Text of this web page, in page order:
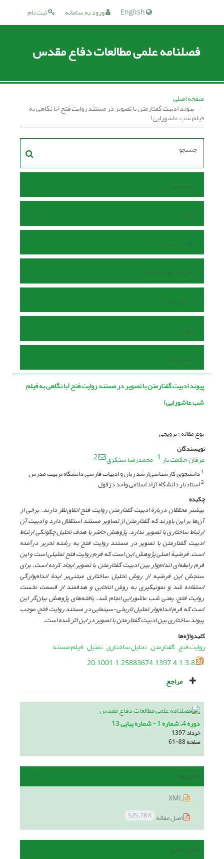
ثبت نام ورود به سامانه
فصلنامه علمی مطالعات دفاع مقدس
صفحه اصلی
پیوند ادبیت گفتارمتن با تصویر در مستند روایت فتح (با نگاهی به
فیلم شب عاشورایی)
صفحه اصلی
مرور
اطلاعات نشریه
راهنمای نویسندگان
ارسال مقاله
داوران
تماس با ما
پیوند ادبیت گفتارمتن با تصویر در مستند روایت فتح (با نگاهی به فیلم
شب عاشورایی)
نوع مقاله : ترویجی
نویسندگان
عرفان حکمت یار1 محمدرضا سنگری 2
1دانشجوی کارشناسی‌ارشد زبان و ادبیات فارسی دانشگاه تربیت مدرس
2استادیار دانشگاه آزاد اسلامی واحد دزفول
چکیده
بیشتر محققان دربارۀ ادبیت گفتارمتن روایت فتح اتفاق‌نظر دارند. برخی از
آن‌ها بر این باورند که گفتارمتن از تصاویر مستند استقلال دارد و ادبیت آن
ارتباط ساختاری با تصویر ندارد. پژوهش حاضر با هدف تحلیل چگونگی ارتباط
ادبیت گفتارمتن با تصویر در مستند روایت فتح به رشته تحریر درآمده
است. فرضیۀ اصلی پژوهش این است که فرم روایت فتح تمثیلی است و این
فرم رابطه‌ای اندام‌وار بین ادبیت گفتارمتن با تصویر ایجاد کرده است. برای
سنجش این فرضیه از روش تحلیل ساختاری مبتنی‌بر ایدۀ اندام‌وارگی
استفاده شد و نمونه­گیری به روش انتخابی و هدفمند از قسمت نخست
روایت فتح، یعنی شب عاشورایی انجام شد. یافته‌های پژوهش بیان‌گر این
است که فرم اندام‌وار تمثیل تاریخی-سینمایی در مستند روایت فتح، موجب
پیوند ساختاری بین ادبیت گفتارمتن با تصویر در این اثر شده است.
کلیدواژه‌ها
روایت فتح گفتارمتن تحلیل ساختاری تمثیل فیلم مستند
20.1001.1.25883674.1397.4.1.3.8
مراجع
دوره 4، شماره 1 - شماره پیاپی 13
خرداد 1397
صفحه61-88
فایل ها
اصل مقاله 525.78 K
هم رسانی